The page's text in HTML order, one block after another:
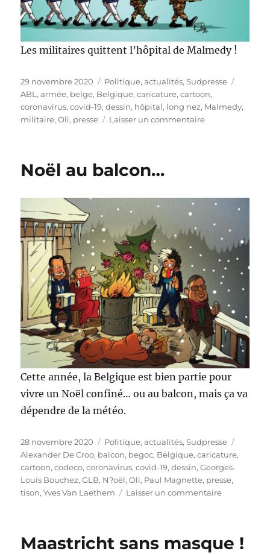
Les militaires quittent l’hôpital de Malmedy !
Publié
le
29 novembre 2020 Catégories
Politique, actualités,Sudpresse
ABL,armée, belge, Belgique,caricature,cartoon,
coronavirus,covid-19,dessin, hôpital, long nez, Malmedy,
militaire,Oli, presse Laisser un commentairesur
Noël au balcon…
Cette année, la Belgique est bien partie pour
vivre un Noël confiné… ou au balcon, mais ça va
dépendre de la météo.
Publié
le
28 novembre 2020 Catégories
Politique, actualités,Sudpresse
Alexander De Croo, balcon, begoc, Belgique,caricature,
cartoon,codeco,coronavirus,covid-19,dessin,Georges-
Louis Bouchez,GLB, N?oël,Oli, Paul Magnette, presse,
tison,Yves Van Laethem Laisser un commentairesur
Maastricht sans masque !